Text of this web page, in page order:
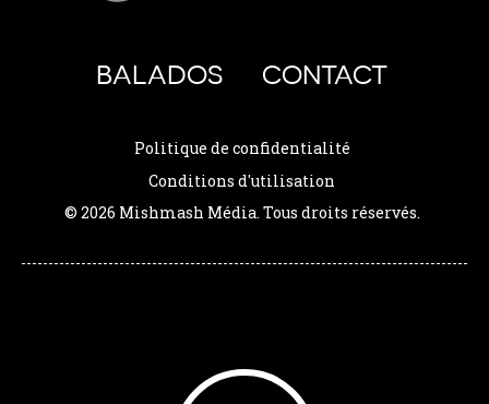
BALADOS CONTACT
Politique de confidentialité
Conditions d'utilisation
© 2026 Mishmash Média. Tous droits réservés.